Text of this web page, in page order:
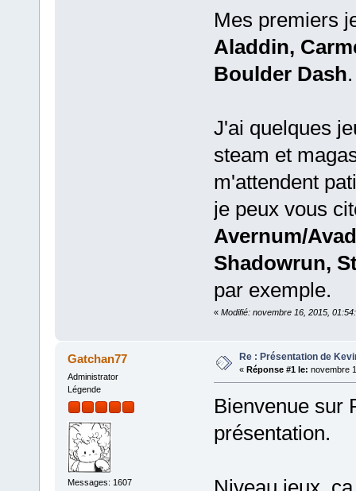
Mes premiers
Aladdin,
Boulder Dash.
J'ai quelques
steam et
m'attendent
je peux vous
Avernum/
Shadowrun,
par exemple.
« Modifié: novembre 16, 2015,
Gatchan77
Administrator
Légende
Messages: 1607
Re : Présentation de
« Réponse #1 le: novembre
Bienvenue sur
présentation.